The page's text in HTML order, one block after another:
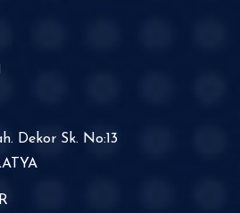
No:13 Yeşilyurt/MALATYA